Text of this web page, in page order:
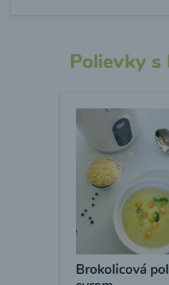
Polievky s
Brokolicová